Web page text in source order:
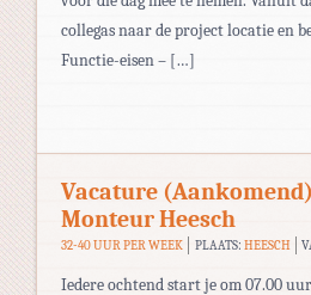
collegas naar de project locatie en
Functie-eisen – […]
Vacature
Monteur Heesch
32-40 UUR PER WEEK PLAATS: HEESCH
Iedere ochtend start je om 07.00